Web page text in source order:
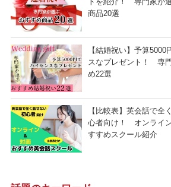
商品20選
【結婚祝い】予算5000
スなプレゼント！ 専
め22選
【比較表】英会話で全
心者向け！ オンライ
すすめスクール紹介